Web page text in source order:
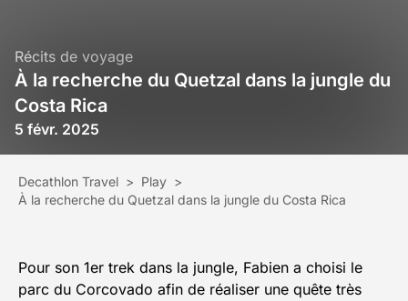
Récits de voyage
À la recherche du Quetzal dans la jungle du
Costa Rica
5 févr. 2025
Decathlon Travel > Play >
À la recherche du Quetzal dans la jungle du Costa Rica
Pour son 1er trek dans la jungle, Fabien a choisi le
parc du Corcovado afin de réaliser une quête très